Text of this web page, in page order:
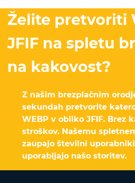
Želite pretvoriti
JFIF na spletu
na kakovost?
Z našim brezplačnim
sekundah pretvorite
WEBP v obliko JFIF. Brez
stroškov. Našemu
zaupajo številni
uporabljajo našo storitev.